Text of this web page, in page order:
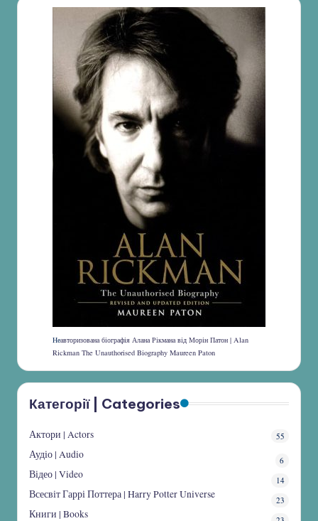
Неавторизована біографія Алана Рікмана від Морін Патон | Alan
Rickman The Unauthorised Biography Maureen Paton
Категорії | Categories
Актори | Actors 55
Аудіо | Audio 6
Відео | Video 14
Всесвіт Гаррі Поттера | Harry Potter Universe 23
Книги | Books